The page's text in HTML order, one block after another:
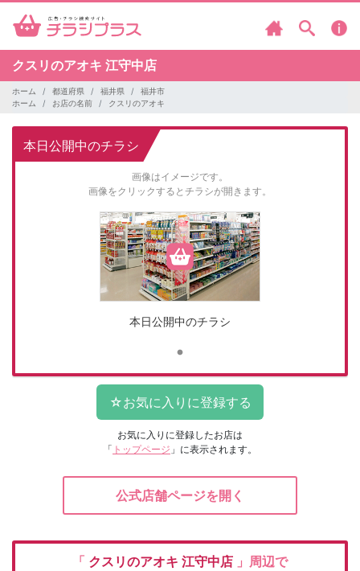
クスリのアオキ 江守中店
ホーム 都道府県 福井県
福井市
ホーム
お店の名前 クスリのアオキ
本日公開中のチラシ
画像はイメージです。
画像をクリックするとチラシが開きます。
本日公開中のチラシ
お気に入りに登録したお店は
「 トップページ 」に表示されます。
公式店舗ページを開く
「 クスリのアオキ 江守中店 」周辺で